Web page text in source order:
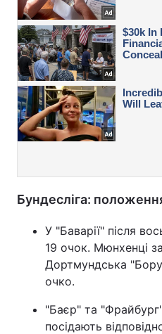
Бундесліга:
У "Баварії" після
19 очок. Мюнхенці
Дортмундська
очко.
"Баєр" та
посідають